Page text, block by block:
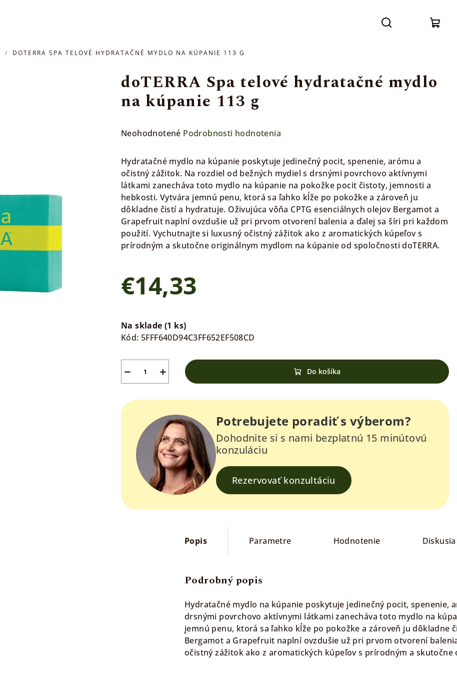
/ DOTERRA SPA TELOVÉ HYDRATAČNÉ MYDLO NA KÚPANIE 113 G
doTERRA Spa telové hydratačné mydlo
na kúpanie 113 g
Priemerné
produktu
je
0,0
z
5
hviezdičiek.
Neohodnotené Podrobnosti hodnotenia
Hydratačné mydlo na kúpanie poskytuje jedinečný pocit, spenenie, arómu a
očistný zážitok. Na rozdiel od bežných mydiel s drsnými povrchovo aktívnymi
látkami zanecháva toto mydlo na kúpanie na pokožke pocit čistoty, jemnosti a
hebkosti. Vytvára jemnú penu, ktorá sa ľahko kĺže po pokožke a zároveň ju
dôkladne čistí a hydratuje. Oživujúca vôňa CPTG esenciálnych olejov Bergamot a
Grapefruit naplní ovzdušie už pri prvom otvorení balenia a ďalej sa šíri pri každom
použití. Vychutnajte si luxusný očistný zážitok ako z aromatických kúpeľov s
prírodným a skutočne originálnym mydlom na kúpanie od spoločnosti doTERRA.
€14,33
cena:
Na sklade(1 ks)
Kód: 5FFF640D94C3FF652EF508CD
+
− Do košíka
Potrebujete poradiť s výberom?
Dohodnite si s nami bezplatnú 15 minútovú
konzuláciu
Rezervovať konzultáciu
Popis Parametre Hodnotenie Diskusia
Podrobný popis
Hydratačné mydlo na kúpanie poskytuje jedinečný pocit, spenenie,
drsnými povrchovo aktívnymi látkami zanecháva toto mydlo na
jemnú penu, ktorá sa ľahko kĺže po pokožke a zároveň ju dôkladne
Bergamot a Grapefruit naplní ovzdušie už pri prvom otvorení
očistný zážitok ako z aromatických kúpeľov s prírodným a